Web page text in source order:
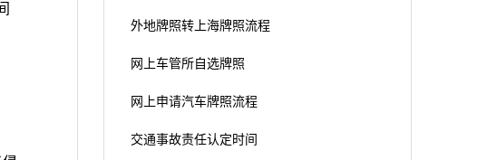
外地牌照转上海牌照流程
网上车管所自选牌照
网上申请汽车牌照流程
交通事故责任认定时间